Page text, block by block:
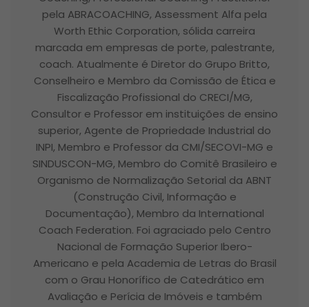
pela ABRACOACHING, Assessment Alfa pela
Worth Ethic Corporation, sólida carreira
marcada em empresas de porte, palestrante,
coach. Atualmente é Diretor do Grupo Britto,
Conselheiro e Membro da Comissão de Ética e
Fiscalização Profissional do CRECI/MG,
Consultor e Professor em instituições de ensino
superior, Agente de Propriedade Industrial do
INPI, Membro e Professor da CMI/SECOVI-MG e
SINDUSCON-MG, Membro do Comitê Brasileiro e
Organismo de Normalização Setorial da ABNT
(Construção Civil, Informação e
Documentação), Membro da International
Coach Federation. Foi agraciado pelo Centro
Nacional de Formação Superior Ibero-
Americano e pela Academia de Letras do Brasil
com o Grau Honorífico de Catedrático em
Avaliação e Perícia de Imóveis e também